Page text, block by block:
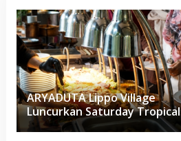
ARYADUTA Lippo Village
Luncurkan Saturday Tropical
Brunch